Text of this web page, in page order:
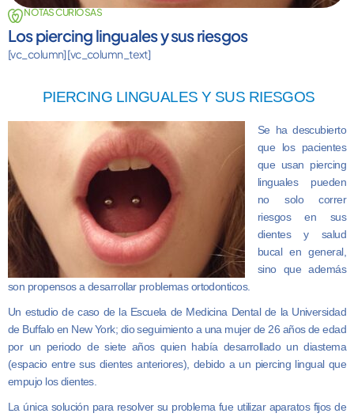
NOTAS CURIOSAS
Los piercing linguales y sus riesgos
[vc_column] [vc_column_text]
PIERCING LINGUALES Y SUS RIESGOS
Se ha descubierto
que los pacientes
que usan piercing
linguales pueden
no solo correr
riesgos en sus
dientes y salud
bucal en general,
sino que además
son propensos a desarrollar problemas ortodonticos.
Un estudio de caso de la Escuela de Medicina Dental de la Universidad
de Buffalo en New York; dio seguimiento a una mujer de 26 años de edad
por un periodo de siete años quien había desarrollado un diastema
(espacio entre sus dientes anteriores), debido a un piercing lingual que
empujo los dientes.
La única solución para resolver su problema fue utilizar aparatos fijos de